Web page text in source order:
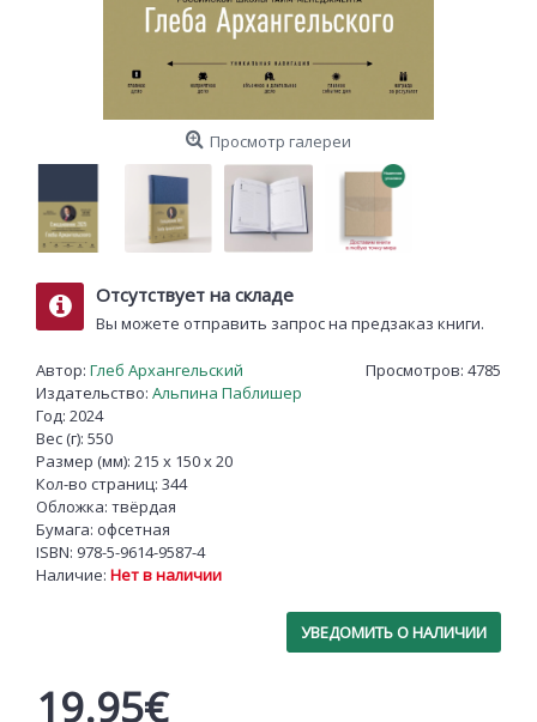
Просмотр галереи
Отсутствует на складе
Вы можете отправить запрос на предзаказ книги.
Просмотров: 4785
Автор: Глеб Архангельский
Издательство: Альпина Паблишер
Год: 2024
Вес (г): 550
Размер (мм): 215 x 150 x 20
Кол-во страниц: 344
Обложка: твёрдая
Бумага: офсетная
ISBN: 978-5-9614-9587-4
Наличие: Нет в наличии
УВЕДОМИТЬ О НАЛИЧИИ
19.95€